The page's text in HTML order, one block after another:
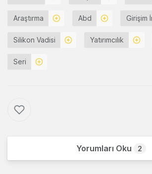
Araştırma Abd Girişim
Silikon Vadisi Yatırımcılık
Seri
Yorumları Oku 2